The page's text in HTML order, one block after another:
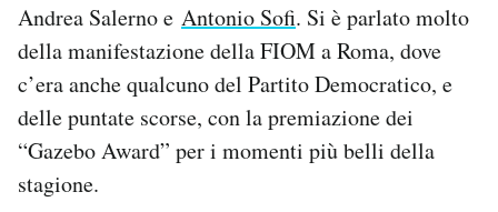
SHOP
CALENDARIO
AREA PERSONALE
Andrea Salerno e Antonio Sofi. Si è parlato molto
della manifestazione della FIOM a Roma, dove
c’era anche qualcuno del Partito Democratico, e
delle puntate scorse, con la premiazione dei
“Gazebo Award” per i momenti più belli della
stagione.